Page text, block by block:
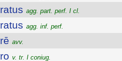
agg. part. perf. I cl.
agg. inf. perf.
avv.
v. tr. I coniug.